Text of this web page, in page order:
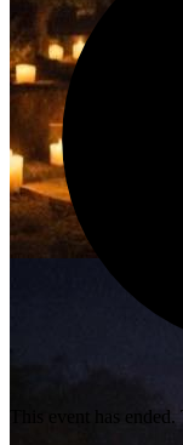
This event has